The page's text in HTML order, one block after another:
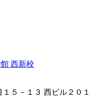
５－１３ 西ビル２０１